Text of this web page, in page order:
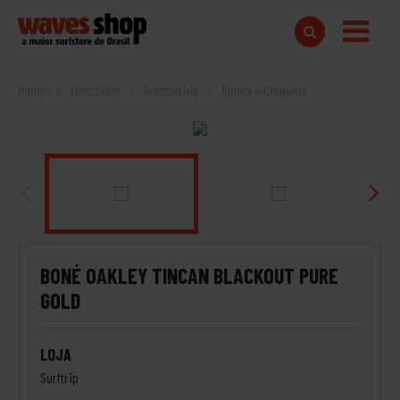
Home
BONÉ OAKLEY TINCAN BLACKOUT PURE
GOLD
LOJA
Surftrip